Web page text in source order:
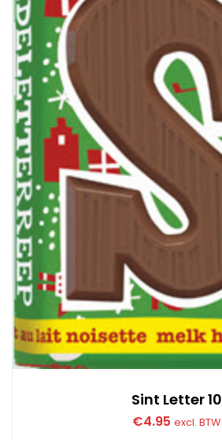
Sint Letter 10
€4.95 excl. BTW